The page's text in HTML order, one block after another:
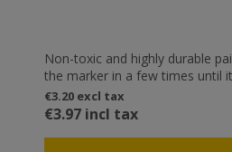
Non-toxic and highly durable
the marker in a few times until
Place the tip of the nose on the
few seconds for the paint to dry
€3.20 excl tax
€3.97 incl tax